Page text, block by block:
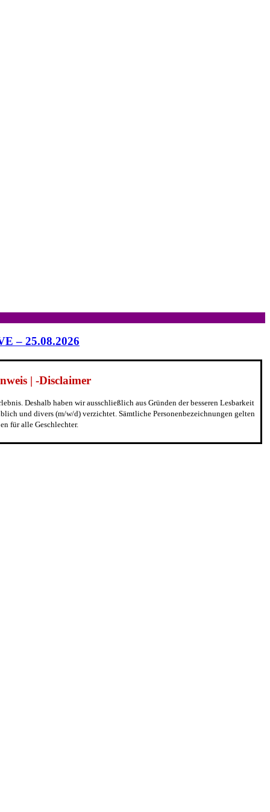
– 25.08.2026
| -Disclaimer
Deshalb haben wir ausschließlich aus Gründen der besseren Lesbarkeit
und divers (m/w/d) verzichtet. Sämtliche Personenbezeichnungen gelten
für alle Geschlechter.